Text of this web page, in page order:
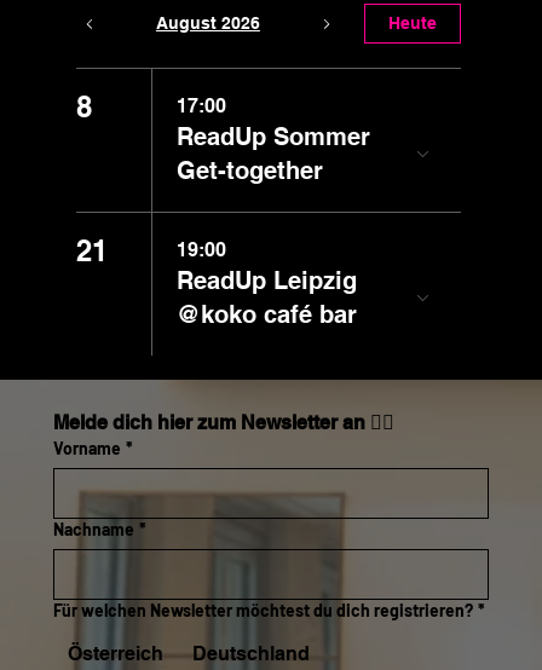
August 2026 Heute
8 17:00
ReadUp Sommer
Get-together
21 19:00
ReadUp Leipzig
@koko café bar
Melde dich hier zum Newsletter an 👇🏼
Vorname *
Nachname *
Für welchen Newsletter möchtest du dich registrieren? *
Österreich Deutschland